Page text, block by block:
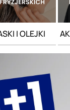
I OLEJKI